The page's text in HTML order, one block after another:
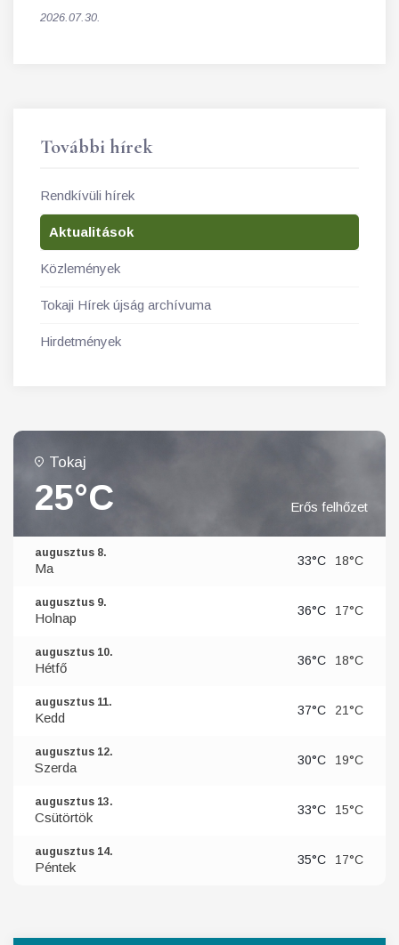
2026.07.30.
További hírek
Rendkívüli hírek
Aktualitások
Közlemények
Tokaji Hírek újság archívuma
Hirdetmények
Tokaj
25°C Erős felhőzet
augusztus 8.
Ma 33°C 18°C
augusztus 9.
Holnap 36°C 17°C
augusztus 10.
Hétfő 36°C 18°C
augusztus 11.
Kedd 37°C 21°C
augusztus 12.
Szerda 30°C 19°C
augusztus 13.
Csütörtök 33°C 15°C
augusztus 14.
Péntek 35°C 17°C